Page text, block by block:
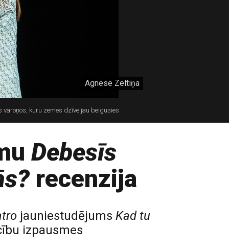
Agnese Zeltiņa
kuru zemes dzīve jau beigusies
Debesīs
recenzija
jauniestudējums Kad tu
izpausmes